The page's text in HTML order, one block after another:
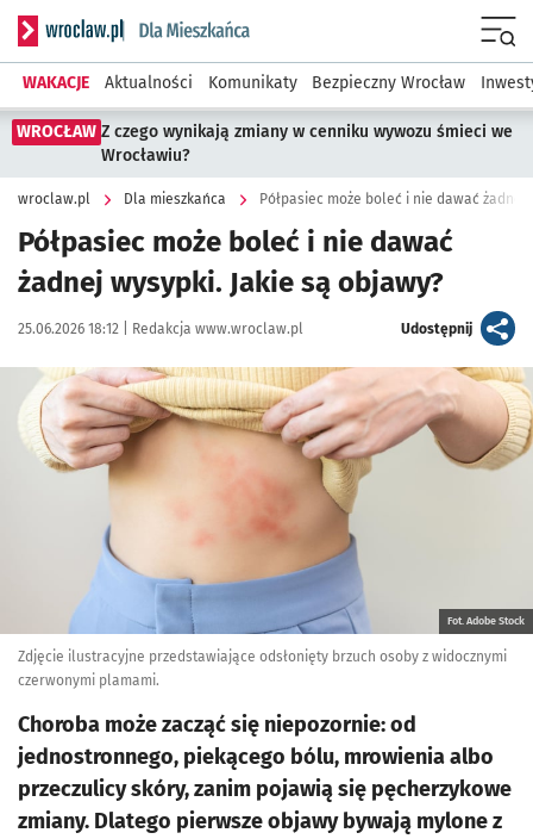
Serwis informacyjny wroclaw.pl podserwis: Dla mieszkańca
WAKACJE Aktualności Komunikaty Bezpieczny Wrocław
WROCŁAW Z czego wynikają zmiany w cenniku wywozu śmieci we
Wrocławiu?
wroclaw.pl Dla mieszkańca Półpasiec może boleć i nie dawać żadnej
Półpasiec może boleć i nie dawać
żadnej wysypki. Jakie są objawy?
Data publikacji:
25.06.2026 18:12 | Autor:
Redakcja www.wroclaw.pl Udostępnijartykuł
Kliknij, aby powiększyć
Fot. Adobe Stock
Zdjęcie ilustracyjne przedstawiające odsłonięty brzuch osoby z widocznymi
czerwonymi plamami.
Choroba może zacząć się niepozornie: od
jednostronnego, piekącego bólu, mrowienia albo
przeczulicy skóry, zanim pojawią się pęcherzykowe
zmiany. Dlatego pierwsze objawy bywają mylone z